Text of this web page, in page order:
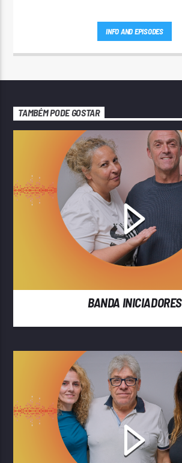
INFO AND EPISODES
TAMBÉM PODE GOSTAR
BANDA INICIADORES